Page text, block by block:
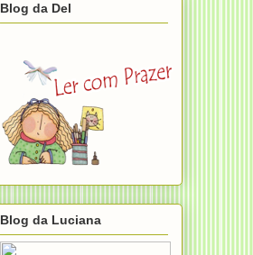
Blog da Del
Blog da Luciana